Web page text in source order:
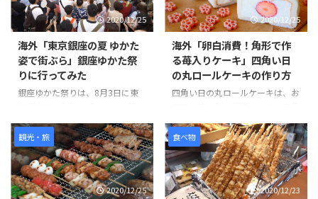
再現したお菓子を作ってみまし
た。 クッキー生地へのチョコレ
ートへの入れ方、クッキー生地へ
の絵柄付けなど、忠実に再現され
ています。まあるいお菓子にする
だけでも大変なのにとても定丁寧
で見た目にもそっくりですね。
https://www.youtube.com/watc
h?v= ...
パインには、マンゴーとオレン
ジ、スイカには、スイカとレッド
グレープを使用しています。また
緑の部分には、レモンとミントで
さわやかな味になっています。 そ
んな「スムージーアイスキャンデ
ィ」の様子を見てみましょう。
h?v=d0F-3zpFhHQ 世界の反応 こ
れを試し ...
2020/12/25
海外「東京銀座の夏 ゆかた
姿で街ぶら」銀座ゆかた祭
りに行ってみた
銀座ゆかた祭りは、8月3日に東
ら」の様子をとらえたものです。
ゆかたでお買い物することで特典
が受けられるもので、歩行者天国
の街を散策しようという取り組み
です。 イベントでは、歩行者天
国になっているところで、普段は
2020/12/25
海外「卵白消費！角形で作
る苺入りケーキ」四角い日
の丸ロールケーキの作り方
四角い日の丸ロールケーキは、お
いロールケーキです。メレンゲを
作るのに、卵白を4個消費するこ
とが出来るので、卵白消費にもお
すすめお菓子です。白と赤で見た
目にもよく、みんなが元気で幸せ
になれるお菓子です。 四角いフ
観光・旅
2020/12/25
食べ物
2020/12/23